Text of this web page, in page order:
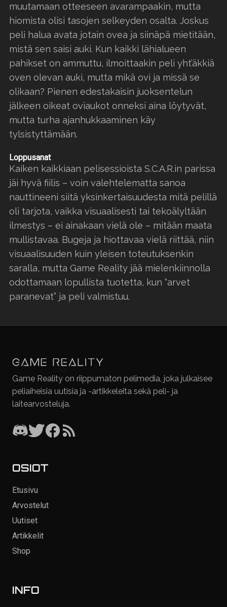
muutamaan otteeseen avarampaakin, mutta
hiomista olisi tasojen selkeyden osalta. Joskus
peli halua avata jotain ovea ja siinäpä mietitään,
mistä sen saisi auki. Kun kaikki lähialueen
pahikset on ammuttu, ilmoittaakin peli yht’äkkiä
oven olevan auki, mutta mikä ovi ja missä se
olikaan? Pienen edestakaisin juoksentelun
jälkeen oikeat oviaukot onneksi aina löytyvät,
mutta turha ajanhukkaaminen käy
tylsistyttämään.
Loppusanat
Kaiken kaikkiaan pelisessioista S.C.A.R.in parissa
jäi hyvä fiilis – voin valehtelematta sanoa
nauttineeni siitä yksinkertaisuudesta mitä pelillä
oli tarjota, vaikka visuaalisesti tai tekoälyltään
ilmestys – ei ainakaan vielä ole – mitään maata
mullistavaa. Bugeja ja hiottavaa vielä riittää, niin
visuaalisuuden kuin yleisen toteutuksenkin
saralla, mutta Game Reality jää mielenkiinnolla
odottamaan lopullista tuotetta, kun “arvet
paranevat” ja peli valmistuu.
Game Reality on riippumaton pelimedia, joka julkaisee
peliaiheisia uutisia ja -artikkeleita sekä peli- ja
laitearvosteluja.
OSIOT
Etusivu
Arvostelut
Uutiset
Artikkelit
Shop
INFO